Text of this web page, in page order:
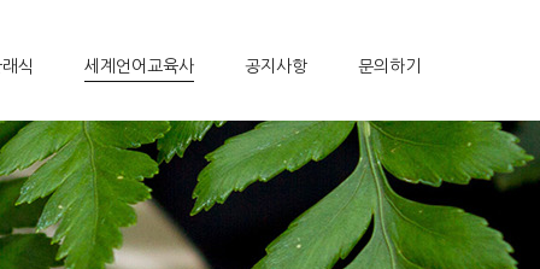
식 세계언어교육사 공지사항 문의하기